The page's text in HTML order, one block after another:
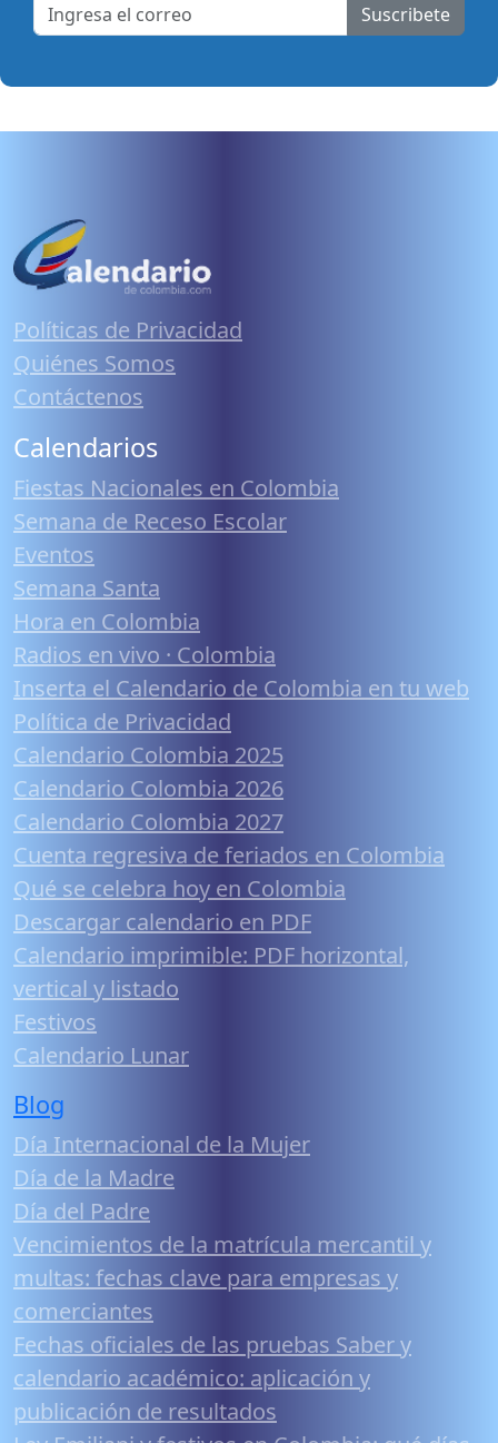
Suscribete
Políticas de Privacidad
Quiénes Somos
Contáctenos
Calendarios
Fiestas Nacionales en Colombia
Semana de Receso Escolar
Eventos
Semana Santa
Hora en Colombia
Radios en vivo · Colombia
Inserta el Calendario de Colombia en tu web
Política de Privacidad
Calendario Colombia 2025
Calendario Colombia 2026
Calendario Colombia 2027
Cuenta regresiva de feriados en Colombia
Qué se celebra hoy en Colombia
Descargar calendario en PDF
Calendario imprimible: PDF horizontal,
vertical y listado
Festivos
Calendario Lunar
Blog
Día Internacional de la Mujer
Día de la Madre
Día del Padre
Vencimientos de la matrícula mercantil y
multas: fechas clave para empresas y
comerciantes
Fechas oficiales de las pruebas Saber y
calendario académico: aplicación y
publicación de resultados